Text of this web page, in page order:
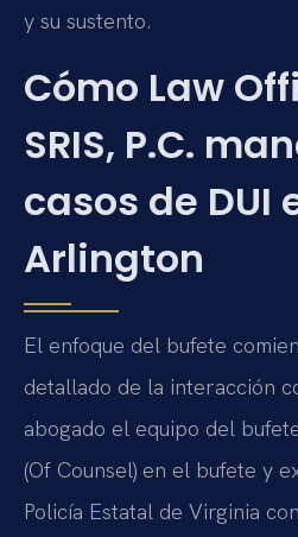
y su sustento.
Cómo Law
SRIS, P.C.
casos de DUI
Arlington
El enfoque del bufete
detallado de la interacción
abogado el equipo del
(Of Counsel) en el bufete y
Policía Estatal de Virginia